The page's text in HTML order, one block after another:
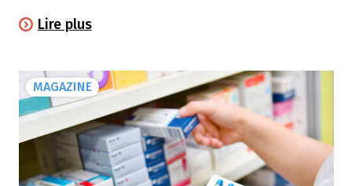
certains petits maux. Mais saviez-vous que
antibiotiques?
Lire plus
MAGAZINE